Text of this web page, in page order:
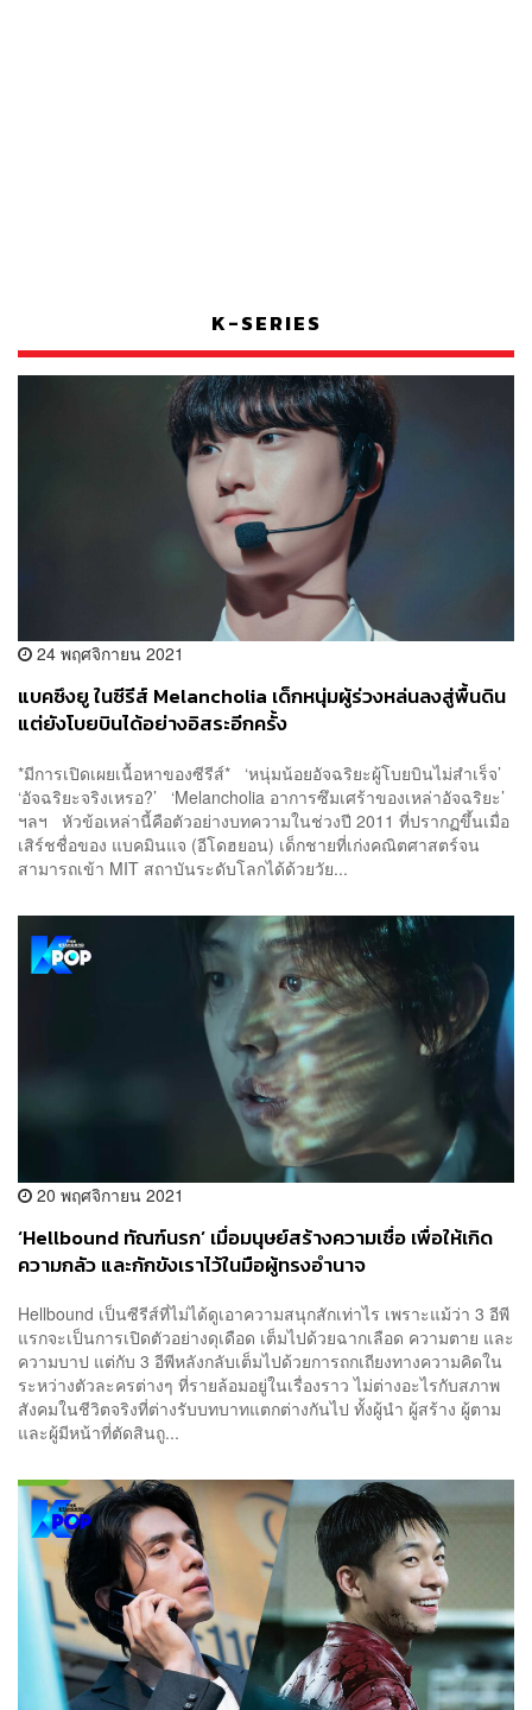
K-SERIES
24 พฤศจิกายน 2021
แบคซึงยู ในซีรีส์ Melancholia เด็กหนุ่มผู้ร่วงหล่นลงสู่พื้นดิน
แต่ยังโบยบินได้อย่างอิสระอีกครั้ง
*มีการเปิดเผยเนื้อหาของซีรีส์* ‘หนุ่มน้อยอัจฉริยะผู้โบยบินไม่สำเร็จ’
‘อัจฉริยะจริงเหรอ?’ ‘Melancholia อาการซึมเศร้าของเหล่าอัจฉริยะ’
ฯลฯ หัวข้อเหล่านี้คือตัวอย่างบทความในช่วงปี 2011 ที่ปรากฏขึ้นเมื่อ
เสิร์ชชื่อของ แบคมินแจ (อีโดฮยอน) เด็กชายที่เก่งคณิตศาสตร์จน
สามารถเข้า MIT สถาบันระดับโลกได้ด้วยวัย...
20 พฤศจิกายน 2021
‘Hellbound ทัณฑ์นรก’ เมื่อมนุษย์สร้างความเชื่อ เพื่อให้เกิด
ความกลัว และกักขังเราไว้ในมือผู้ทรงอำนาจ
Hellbound เป็นซีรีส์ที่ไม่ได้ดูเอาความสนุกสักเท่าไร เพราะแม้ว่า 3 อีพี
แรกจะเป็นการเปิดตัวอย่างดุเดือด เต็มไปด้วยฉากเลือด ความตาย และ
ความบาป แต่กับ 3 อีพีหลังกลับเต็มไปด้วยการถกเถียงทางความคิดใน
ระหว่างตัวละครต่างๆ ที่รายล้อมอยู่ในเรื่องราว ไม่ต่างอะไรกับสภาพ
สังคมในชีวิตจริงที่ต่างรับบทบาทแตกต่างกันไป ทั้งผู้นำ ผู้สร้าง ผู้ตาม
และผู้มีหน้าที่ตัดสินถู...